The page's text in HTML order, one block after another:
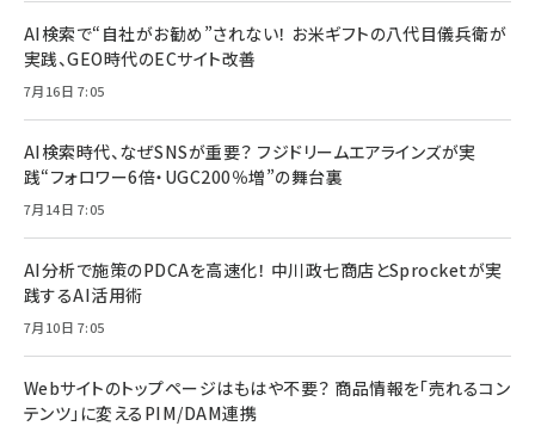
AI検索で“自社がお勧め”されない！ お米ギフトの八代目儀兵衛が
実践、GEO時代のECサイト改善
7月16日 7:05
AI検索時代、なぜSNSが重要？ フジドリームエアラインズが実
践“フォロワー6倍・UGC200％増”の舞台裏
7月14日 7:05
AI分析で施策のPDCAを高速化！ 中川政七商店とSprocketが実
践するAI活用術
7月10日 7:05
Webサイトのトップページはもはや不要？ 商品情報を「売れるコン
テンツ」に変えるPIM/DAM連携